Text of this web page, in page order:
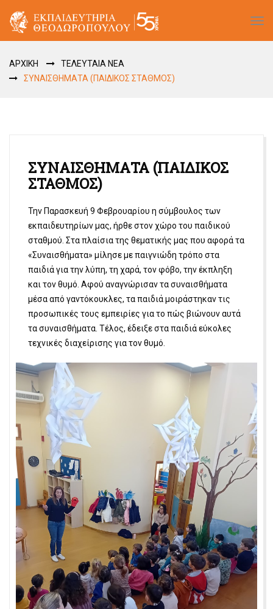
ΑΡΧΙΚΗ
ΤΕΛΕΥΤΑΙΑ ΝΕΑ
ΣΥΝΑΙΣΘΗΜΑΤΑ (ΠΑΙΔΙΚΟΣ ΣΤΑΘΜΟΣ)
ΣΥΝΑΙΣΘΗΜΑΤΑ (ΠΑΙΔΙΚΟΣ
ΣΤΑΘΜΟΣ)
Την Παρασκευή 9 Φεβρουαρίου η σύμβουλος των
εκπαιδευτηρίων μας, ήρθε στον χώρο του παιδικού
σταθμού. Στα πλαίσια της θεματικής μας που αφορά τα
«Συναισθήματα» μίλησε με παιγνιώδη τρόπο στα
παιδιά για την λύπη, τη χαρά, τον φόβο, την έκπληξη
και τον θυμό. Αφού αναγνώρισαν τα συναισθήματα
μέσα από γαντόκουκλες, τα παιδιά μοιράστηκαν τις
προσωπικές τους εμπειρίες για το πώς βιώνουν αυτά
τα συναισθήματα. Τέλος, έδειξε στα παιδιά εύκολες
τεχνικές διαχείρισης για τον θυμό.